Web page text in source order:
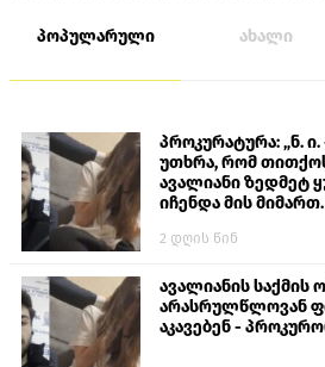
პოპულარული ახალი
პროკურატურა: „ნ.
უთხრა, რომ
ავალიანი ზედმეტ
იჩენდა მის
თავს დასხმოდა
2 დღის წინ
ავალიანის საქმის
არასრულწლოვან
აკავებენ -